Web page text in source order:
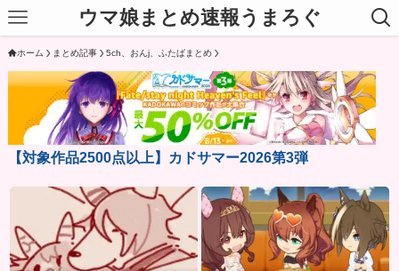
ウマ娘まとめ速報うまろぐ
ホーム まとめ記事 5ch、おんj、ふたばまとめ
【対象作品2500点以上】カドサマー2026第3弾